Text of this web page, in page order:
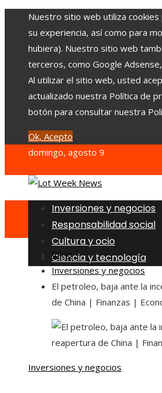
Nuestro sitio web utiliza
su experiencia, así como para
hubiera). Nuestro sitio web
terceros, como Google
Al utilizar el sitio web, usted
actualizado nuestra Política de
botón para consultar nuestra
Ok, Acepto
domingo, agosto 9
Inversiones y negocios
Responsabilidad social
Cultura y ocio
Ciencia y tecnología
Inicio
Inversiones y negocios
El petroleo, baja ante la
de China | Finanzas |
Inversiones y negocios